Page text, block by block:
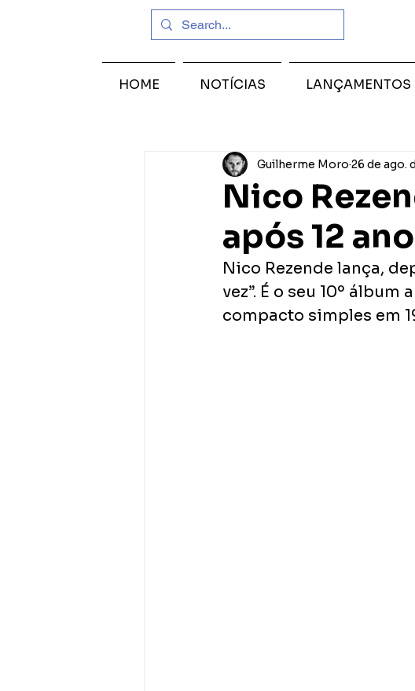
Nico
após 12
Guilherme Moro 26 de ago.
Nico Rezende lança,
vez”. É o seu 10º
compacto simples em
HOME NOTÍCIAS LANÇAMENTOS